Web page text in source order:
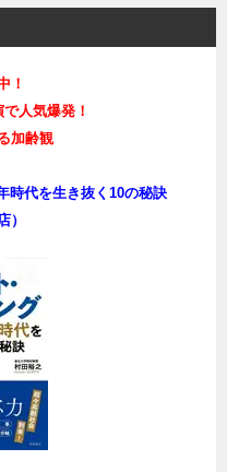
！
人気爆発！
加齢観
時代を生き抜く10の秘訣
）